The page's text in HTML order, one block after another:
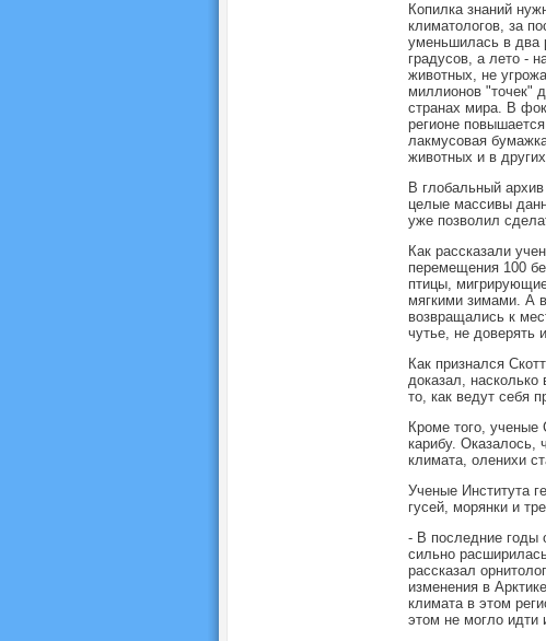
Копилка знаний
климатологов, за
уменьшилась в два
градусов, а лето -
животных, не
миллионов "точек"
странах мира. В
регионе
лакмусовая
животных и в
В глобальный
целые массивы
уже позволил
Как рассказали
перемещения 100
птицы,
мягкими зимами. А
возвращались к
чутье, не доверять
Как признался
доказал, насколько
то, как ведут себя
Кроме того,
карибу. Оказалось,
климата, оленихи
Ученые Института
гусей, морянки и
- В последние годы
сильно
рассказал
изменения в
климата в этом
этом не могло идти